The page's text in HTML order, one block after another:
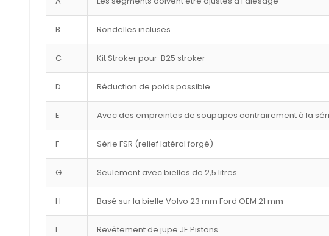
B Rondelles incluses
C Kit Stroker pour B25 stroker
D Réduction de poids possible
E Avec des empreintes de soupapes contrairement à la
F Série FSR (relief latéral forgé)
G Seulement avec bielles de 2,5 litres
H Basé sur la bielle Volvo 23 mm Ford OEM 21 mm
I Revêtement de jupe JE Pistons